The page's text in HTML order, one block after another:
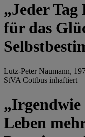
„Jeder
für das
Lutz-Peter Naumann,
StVA Cottbus inhaftiert
Leben